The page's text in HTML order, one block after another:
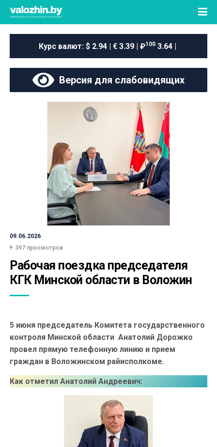
Курс валют: $ 2.94 | € 3.39 | ₽100 3.64 |
Версия для слабовидящих
09.06.2026
397 просмотров
Рабочая поездка председателя
КГК Минской области в Воложин
5 июня председатель Комитета государственного
контроля Минской области Анатолий Дорожко
провел прямую телефонную линию и прием
граждан в Воложинском райисполкоме.
Как отметил Анатолий Андреевич: